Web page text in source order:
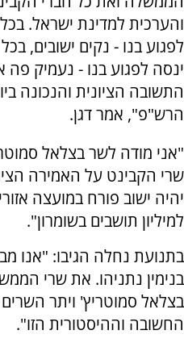
והערכית למדינת ישראל.
לפגוע בנו - נקים ישובים,
ינסה לפגוע בנו - נעמיק פה
התשובה הציונית והנכונה
הרש"פ", אמר דגן.
"אני מודה לשר בצלאל
שרי הקבינט על האמירה
יהיה ישוב פורח במועצה
למיליון תושבים בשומרון".
בתנועת נחלה הגיבו: "אנו
בנימין נתניהו. את שרי
בצלאל סמוטריץ' ויתר
החשובה וההיסטורית הזו".